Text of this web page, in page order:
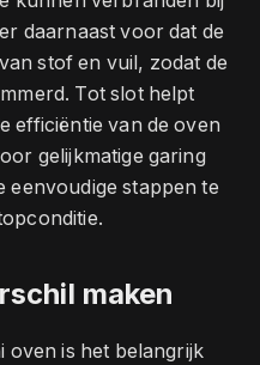
daarnaast voor dat de
stof en vuil, zodat de
Tot slot helpt
efficiëntie van de oven
gelijkmatige garing
eenvoudige stappen te
maken
oven is het belangrijk